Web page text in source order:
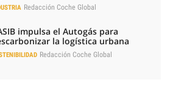
Redacción Coche Global
impulsa el Autogás para
la logística urbana
Redacción Coche Global